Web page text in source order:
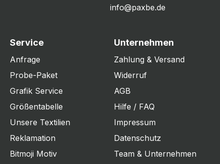
info@paxbe.de
Service
Anfrage
Probe-Paket
Grafik Service
Größentabelle
Unsere Textilien
Reklamation
Bitmoji Motiv
Unternehmen
Zahlung & Versand
Widerruf
AGB
Hilfe / FAQ
Impressum
Datenschutz
Team & Unternehmen